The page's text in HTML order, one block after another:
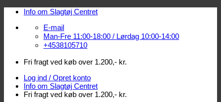
Fortsæt
indhold
Info om Slagtøj Centret
E-mail
Man-Fre 11:00-18:00 / Lørdag 10:00-14:00
+4538105710
Fri fragt ved køb over 1.200,- kr.
Log ind / Opret konto
Info om Slagtøj Centret
Fri fragt ved køb over 1.200,- kr.